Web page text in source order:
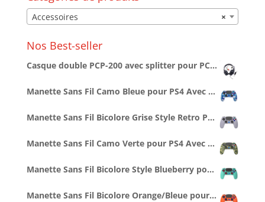
×
Accessoires
Nos Best-seller
Casque double PCP-200 avec splitter pour PC/PS4/PS5/XBOXONE/SERIESX/SWITCH
Manette Sans Fil Camo Bleue pour PS4 Avec Prise Jack pour casque et boutons lumineux
Manette Sans Fil Bicolore Grise Style Retro PS1 pour PS4 Avec Prise Jack pour casque et boutons lumineux
Manette Sans Fil Camo Verte pour PS4 Avec Prise Jack pour casque et boutons lumineux
Manette Sans Fil Bicolore Style Blueberry pour PS4 Avec Prise Jack pour casque et boutons lumineux
Manette Sans Fil Bicolore Orange/Bleue pour PS4 Avec Prise Jack pour casque et boutons lumineux